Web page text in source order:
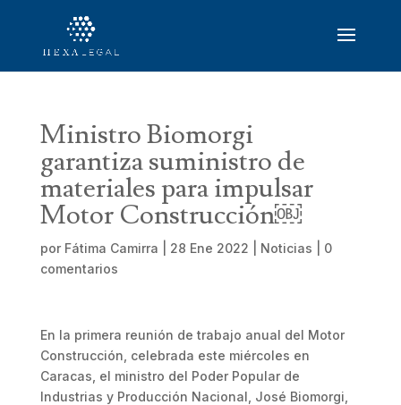
Ministro Biomorgi
garantiza suministro de
materiales para impulsar
Motor Construcción￼
por Fátima Camirra 28 Ene 2022 Noticias
0
comentarios
En la primera reunión de trabajo anual del Motor
Construcción, celebrada este miércoles en
Caracas, el ministro del Poder Popular de
Industrias y Producción Nacional, José Biomorgi,